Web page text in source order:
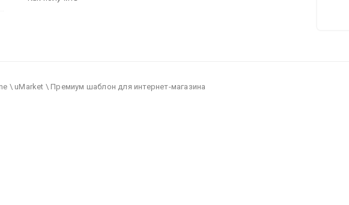
\ uMarket \ Премиум шаблон для интернет-магазина